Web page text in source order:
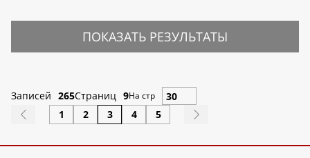
ПОКАЗАТЬ РЕЗУЛЬТАТЫ
Записей 265Страниц 9На стр
1 2 3 4 5